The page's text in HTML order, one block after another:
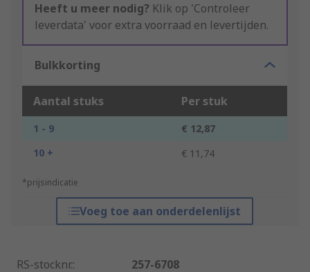
Heeft u meer nodig? Klik op 'Controleer
leverdata' voor extra voorraad en levertijden.
Bulkkorting
Aantal stuks Per stuk
1 - 9
€ 12,87
10 +
€ 11,74
*prijsindicatie
Voeg toe aan onderdelenlijst
RS-stocknr.:
257-6708